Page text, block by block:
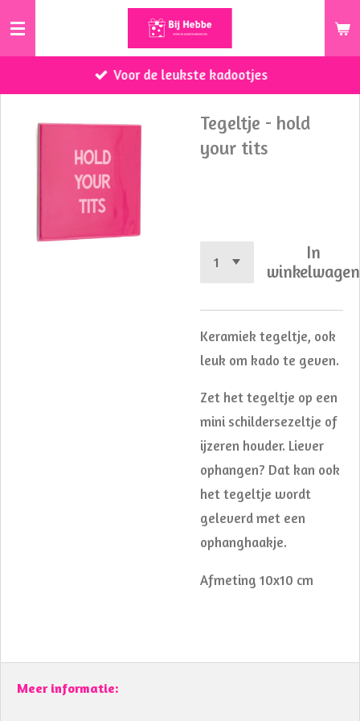
Ga
de
Voor de leukste kadootjes
Tegeltje - hold
your tits
In
winkelwagen
Keramiek tegeltje, ook
leuk om kado te geven.
Zet het tegeltje op een
mini schildersezeltje of
ijzeren houder. Liever
ophangen? Dat kan ook
het tegeltje wordt
geleverd met een
ophanghaakje.
Afmeting 10x10 cm
Meer informatie: